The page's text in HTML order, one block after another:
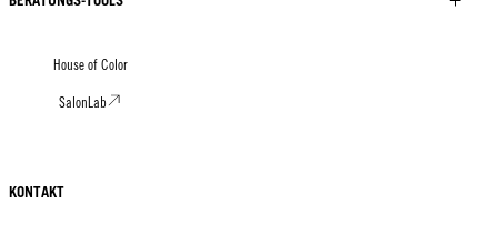
House of Color
SalonLab
KONTAKT